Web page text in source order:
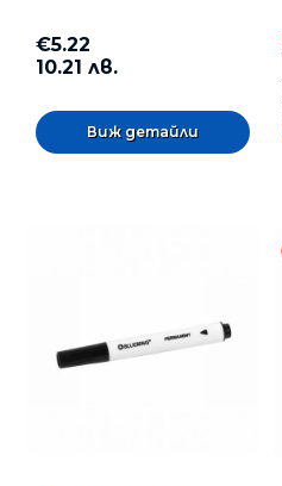
€5.22
10.21 лв.
Виж детайли